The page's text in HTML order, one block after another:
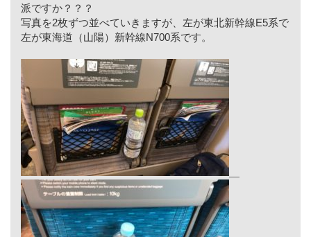
派ですか？？？
写真を2枚ずつ並べていきますが、左が東北新幹線E5系で
左が東海道（山陽）新幹線N700系です。